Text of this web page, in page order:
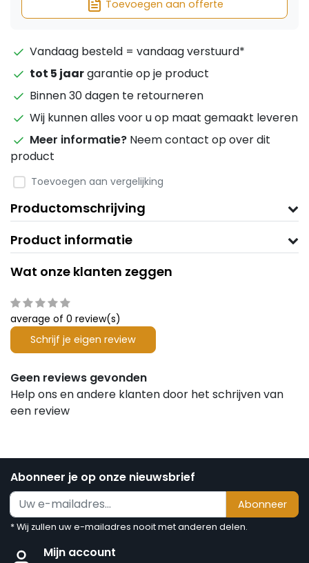
Toevoegen aan offerte
Vandaag besteld = vandaag verstuurd*
tot 5 jaargarantie op je product
Binnen 30 dagen te retourneren
Wij kunnen alles voor u op maat gemaakt leveren
Meer informatie? Neem contact op over dit
product
Toevoegen aan vergelijking
Productomschrijving
Product informatie
Wat onze klanten zeggen
average of 0 review(s)
Schrijf je eigen review
Geen reviews gevonden
Help ons en andere klanten door het schrijven van
een review
Abonneer je op onze nieuwsbrief
Abonneer
* Wij zullen uw e-mailadres nooit met anderen delen.
Mijn account